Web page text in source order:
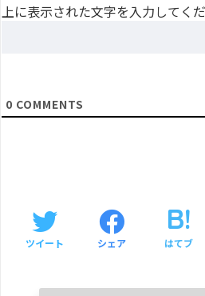
上に表示された文字を入力してくだ
0 COMMENTS
ツイート シェア はてブ